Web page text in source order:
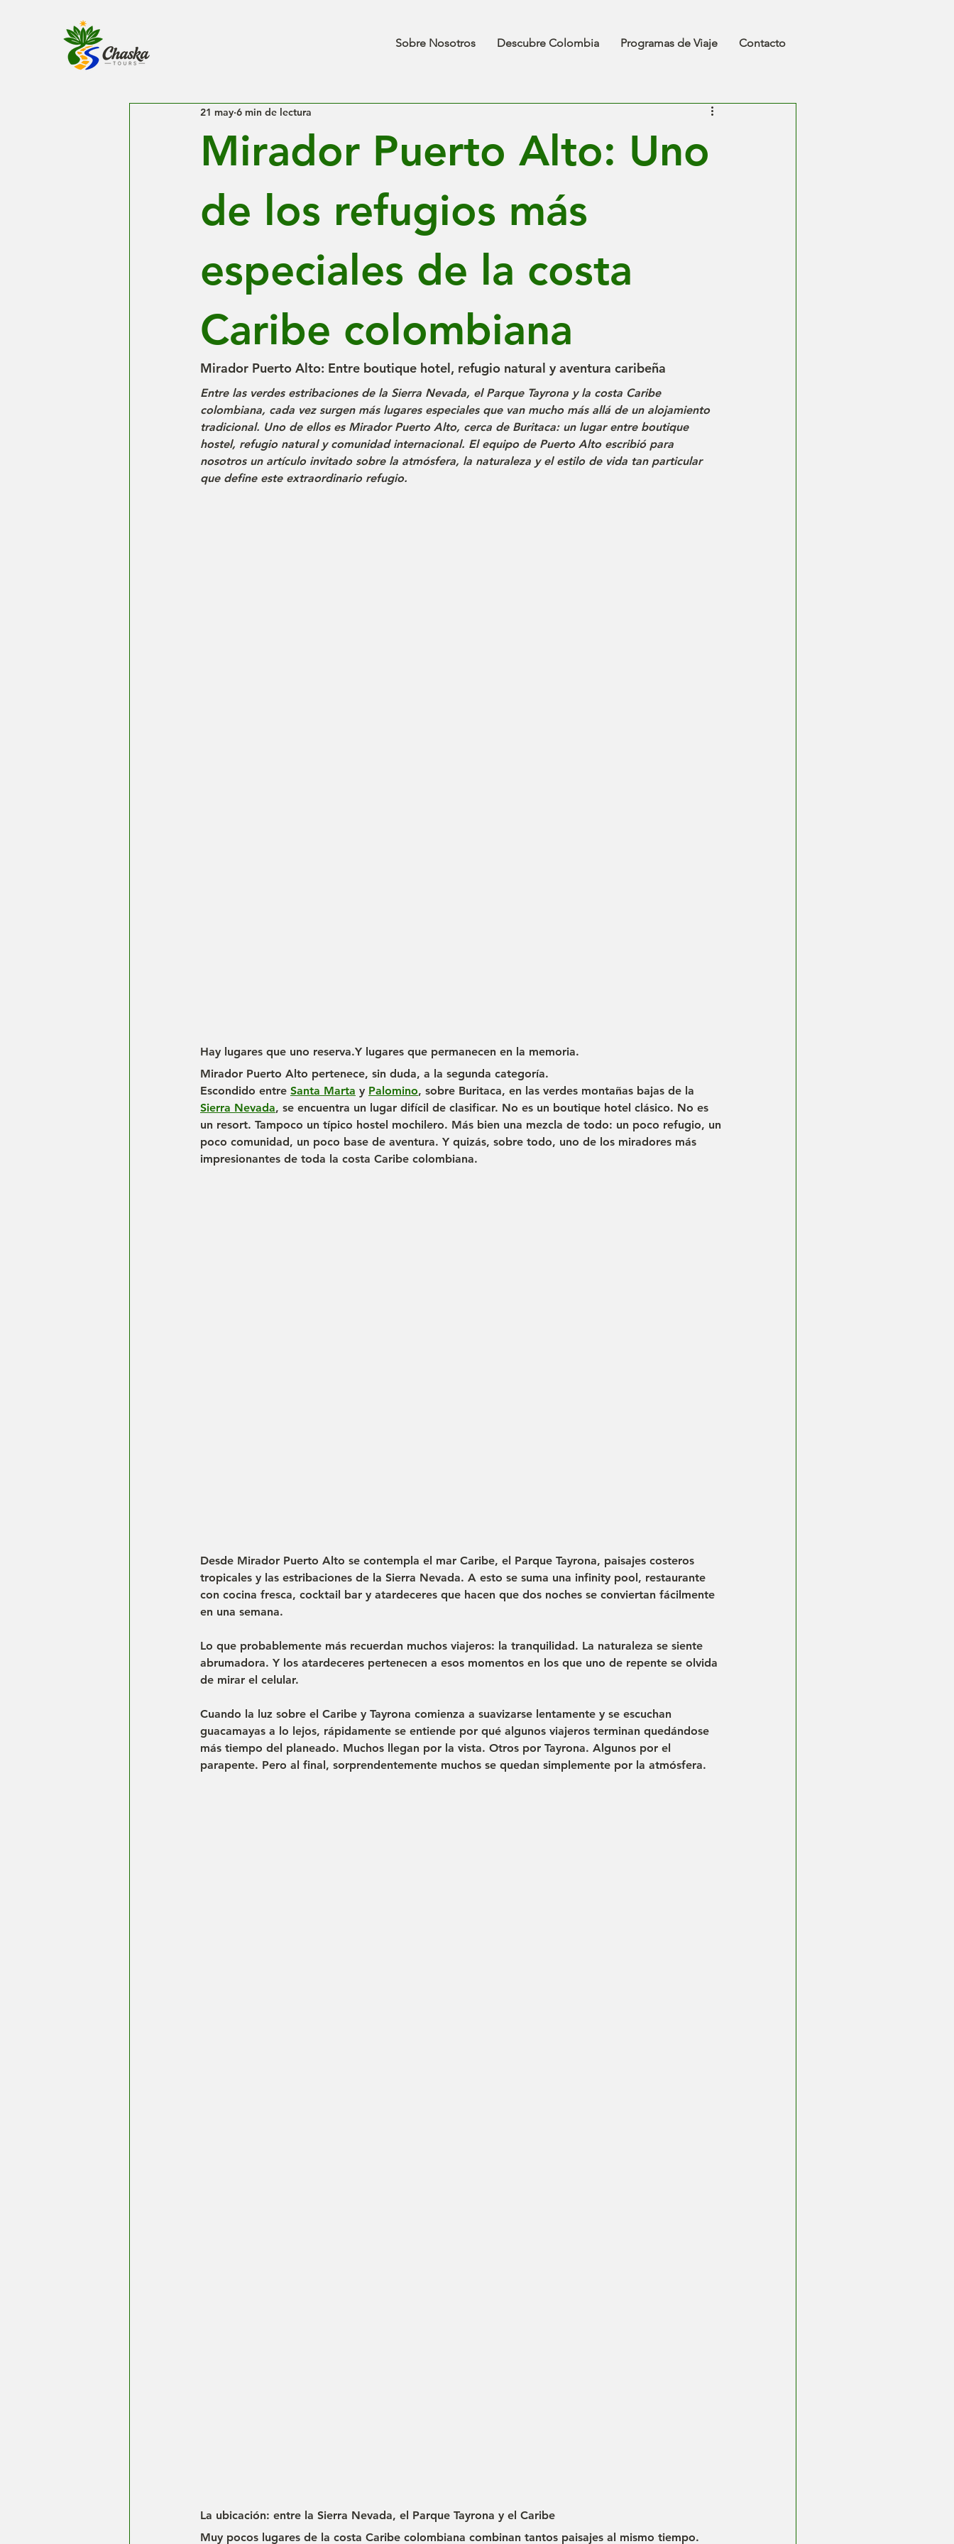
Sobre Nosotros Descubre Colombia Programas de Viaje Contacto
Mirador Puerto Alto: Uno
de los refugios más
especiales de la costa
Caribe colombiana
21 may 6 min de lectura
Mirador Puerto Alto: Entre boutique hotel, refugio natural y aventura caribeña
Entre las verdes estribaciones de la Sierra Nevada, el Parque Tayrona y la costa Caribe
colombiana, cada vez surgen más lugares especiales que van mucho más allá de un alojamiento
tradicional. Uno de ellos es Mirador Puerto Alto, cerca de Buritaca: un lugar entre boutique
hostel, refugio natural y comunidad internacional. El equipo de Puerto Alto escribió para
nosotros un artículo invitado sobre la atmósfera, la naturaleza y el estilo de vida tan particular
que define este extraordinario refugio.
Hay lugares que uno reserva.Y lugares que permanecen en la memoria.
Mirador Puerto Alto pertenece, sin duda, a la segunda categoría.
Escondido entre Santa Marta y Palomino, sobre Buritaca, en las verdes montañas bajas de la
Sierra Nevada, se encuentra un lugar difícil de clasificar. No es un boutique hotel clásico. No es
un resort. Tampoco un típico hostel mochilero. Más bien una mezcla de todo: un poco refugio, un
poco comunidad, un poco base de aventura. Y quizás, sobre todo, uno de los miradores más
impresionantes de toda la costa Caribe colombiana.
Desde Mirador Puerto Alto se contempla el mar Caribe, el Parque Tayrona, paisajes costeros
tropicales y las estribaciones de la Sierra Nevada. A esto se suma una infinity pool, restaurante
con cocina fresca, cocktail bar y atardeceres que hacen que dos noches se conviertan fácilmente
en una semana.
Lo que probablemente más recuerdan muchos viajeros: la tranquilidad. La naturaleza se siente
abrumadora. Y los atardeceres pertenecen a esos momentos en los que uno de repente se olvida
de mirar el celular.
Cuando la luz sobre el Caribe y Tayrona comienza a suavizarse lentamente y se escuchan
guacamayas a lo lejos, rápidamente se entiende por qué algunos viajeros terminan quedándose
más tiempo del planeado. Muchos llegan por la vista. Otros por Tayrona. Algunos por el
parapente. Pero al final, sorprendentemente muchos se quedan simplemente por la atmósfera.
La ubicación: entre la Sierra Nevada, el Parque Tayrona y el Caribe
Muy pocos lugares de la costa Caribe colombiana combinan tantos paisajes al mismo tiempo.